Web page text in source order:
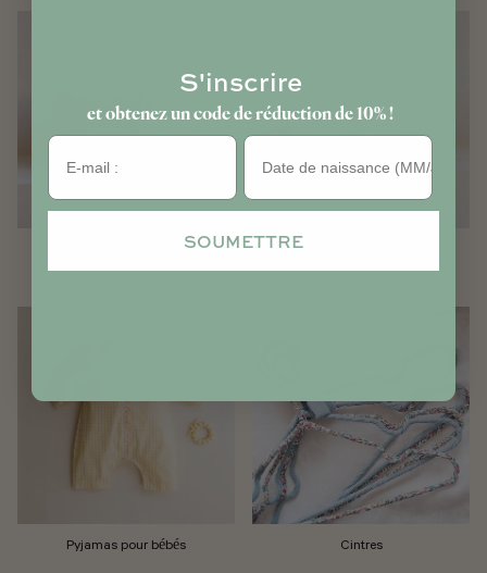
Pyjamas pour bébés Cintres
S'inscrire
et obtenez un code de réduction de 10% !
Anniversaire
SOUMETTRE